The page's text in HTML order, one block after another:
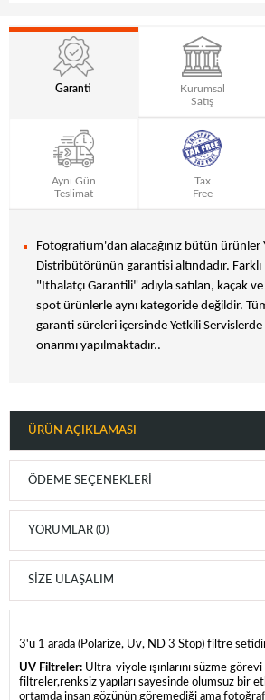
Garanti
Kurumsal
Satış
Aynı Gün
Teslimat
Tax
Free
Fotografium'dan alacağınız bütün ürünler
Distribütörünün garantisi altındadır.
"Ithalatçı Garantili" adıyla satılan, kaçak
spot ürünlerle aynı kategoride değildir.
garanti süreleri içersinde Yetkili Servislerde
onarımı yapılmaktadır..
ÜRÜN AÇIKLAMASI
ÖDEME SEÇENEKLERI
YORUMLAR (0)
SIZE ULAŞALIM
3'ü 1 arada (Polarize, Uv, ND 3 Stop) filtre
UV Filtreler: Ultra-viyole ışınlarını süzme
filtreler,renksiz yapıları sayesinde olumsuz bir
ortamda insan gözünün göremediği ama